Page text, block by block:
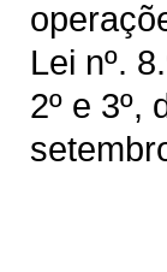
Lei nº.
2º e 3º,